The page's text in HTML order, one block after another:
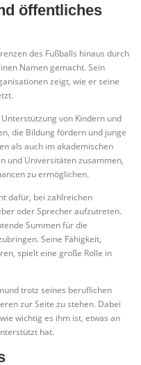
öffentliches
des Fußballs hinaus durch
Namen gemacht. Sein
zeigt, wie er seine
von Kindern und
die Bildung fördern und junge
als auch im akademischen
und Universitäten zusammen,
zu ermöglichen.
dafür, bei zahlreichen
oder Sprecher aufzutreten.
Summen für die
Seine Fähigkeit,
spielt eine große Rolle in
trotz seines beruflichen
zur Seite zu stehen. Dabei
wichtig es ihm ist, etwas an
hat.